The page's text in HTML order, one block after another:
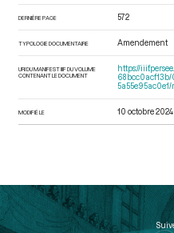
DERNIÈRE PAGE 572
TYPOLOGIE DOCUMENTAIRE Amendement
URI DU MANIFEST IIIF DU VOLUME
CONTENANT LE DOCUMENT
https://
68bcc0acf13b/
MODIFIÉ LE 10 octobre 2024